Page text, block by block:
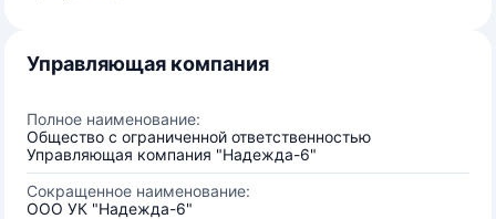
Управляющая компания
Полное наименование:
Общество с ограниченной ответственностью
Управляющая компания "Надежда-6"
Сокращенное наименование:
ООО УК "Надежда-6"